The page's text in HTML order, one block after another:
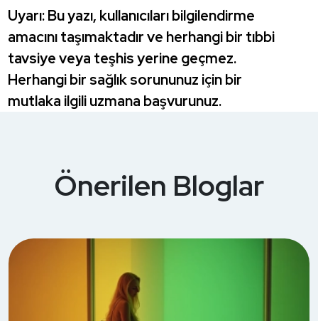
Uyarı: Bu yazı, kullanıcıları bilgilendirme
amacını taşımaktadır ve herhangi bir tıbbi
tavsiye veya teşhis yerine geçmez.
Herhangi bir sağlık sorununuz için bir
mutlaka ilgili uzmana başvurunuz.
Önerilen Bloglar